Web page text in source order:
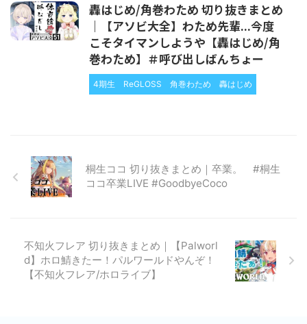
轟はじめ/角巻わため 切り抜きまとめ
｜【アソビ大全】わため先輩...今度
こそタイマンしようや【轟はじめ/角
巻わため】＃呼び出しばんちょー
4期生 ReGLOSS 角巻わため 轟はじめ
桐生ココ 切り抜きまとめ｜卒業。 #桐生
ココ卒業LIVE #GoodbyeCoco
不知火フレア 切り抜きまとめ｜【Palworl
d】ホロ鯖きたー！パルワールドやんぞ！
【不知火フレア/ホロライブ】